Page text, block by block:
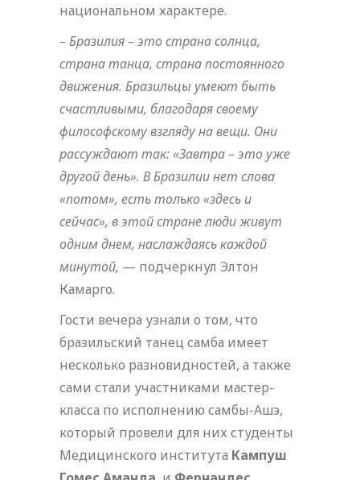
национальном характере.
– Бразилия – это страна солнца,
страна танца, страна постоянного
движения. Бразильцы умеют быть
счастливыми, благодаря своему
философскому взгляду на вещи. Они
рассуждают так: «Завтра – это уже
другой день». В Бразилии нет слова
«потом», есть только «здесь и
сейчас», в этой стране люди живут
одним днем, наслаждаясь каждой
минутой, — подчеркнул Элтон
Камарго.
Гости вечера узнали о том, что
бразильский танец самба имеет
несколько разновидностей, а также
сами стали участниками мастер-
класса по исполнению самбы-Ашэ,
который провели для них студенты
Медицинского института Кампуш